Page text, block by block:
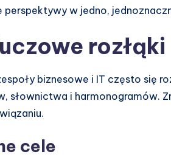
perspektywy w jedno,
rozłąki
biznesowe i IT często się
słownictwa i harmonogramów.
cele